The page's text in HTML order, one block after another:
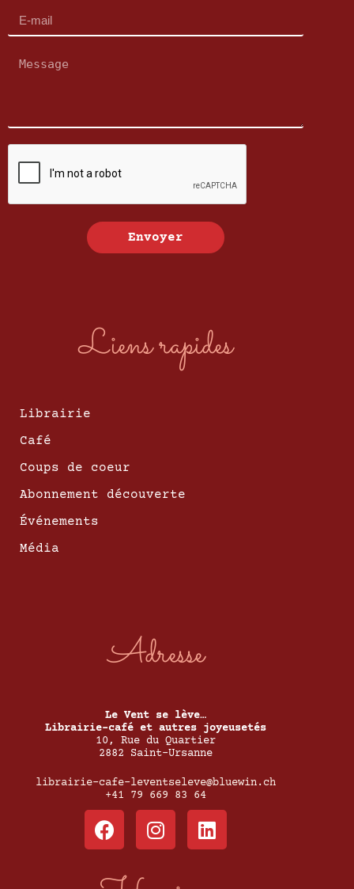
Envoyer
Liens rapides
Librairie
Café
Coups de coeur
Abonnement découverte
Événements
Média
Adresse
Le Vent se lève…
Librairie-café et autres joyeusetés
10, Rue du Quartier
2882 Saint-Ursanne
librairie-cafe-leventseleve@bluewin.ch
+41 79 669 83 64